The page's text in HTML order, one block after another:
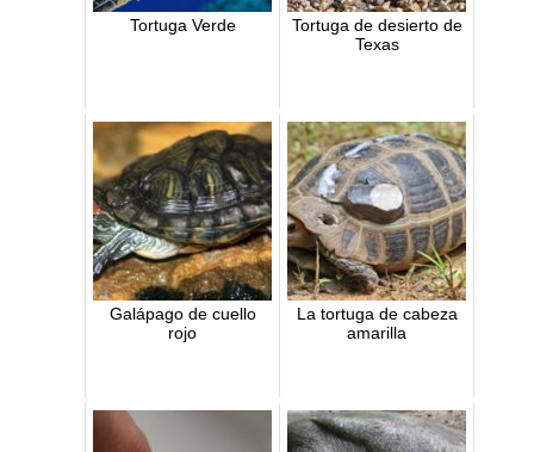
Tortuga Verde
Tortuga de desierto de
Texas
Galápago de cuello
rojo
La tortuga de cabeza
amarilla